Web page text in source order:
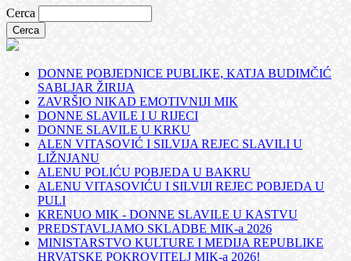
Cerca
DONNE POBJEDNICE PUBLIKE, KATJA BUDIMČIĆ
SABLJAR ŽIRIJA
ZAVRŠIO NIKAD EMOTIVNIJI MIK
DONNE SLAVILE I U RIJECI
DONNE SLAVILE U KRKU
ALEN VITASOVIĆ I SILVIJA REJEC SLAVILI U
LIŽNJANU
ALENU POLIĆU POBJEDA U BAKRU
ALENU VITASOVIĆU I SILVIJI REJEC POBJEDA U
PULI
KRENUO MIK - DONNE SLAVILE U KASTVU
PREDSTAVLJAMO SKLADBE MIK-a 2026
MINISTARSTVO KULTURE I MEDIJA REPUBLIKE
HRVATSKE POKROVITELJ MIK-a 2026!